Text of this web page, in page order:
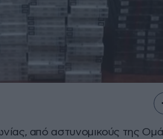
από αστυνομικούς της